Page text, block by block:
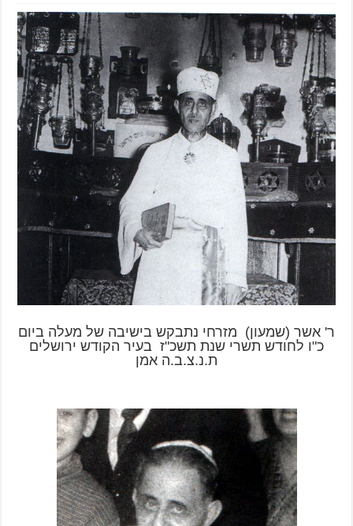
ר' אשר (שמעון) מזרחי נתבקש בישיבה של מעלה ביום
כ"ו לחודש תשרי שנת תשכ"ז בעיר הקודש ירושלים
ת.נ.צ.ב.ה אמן